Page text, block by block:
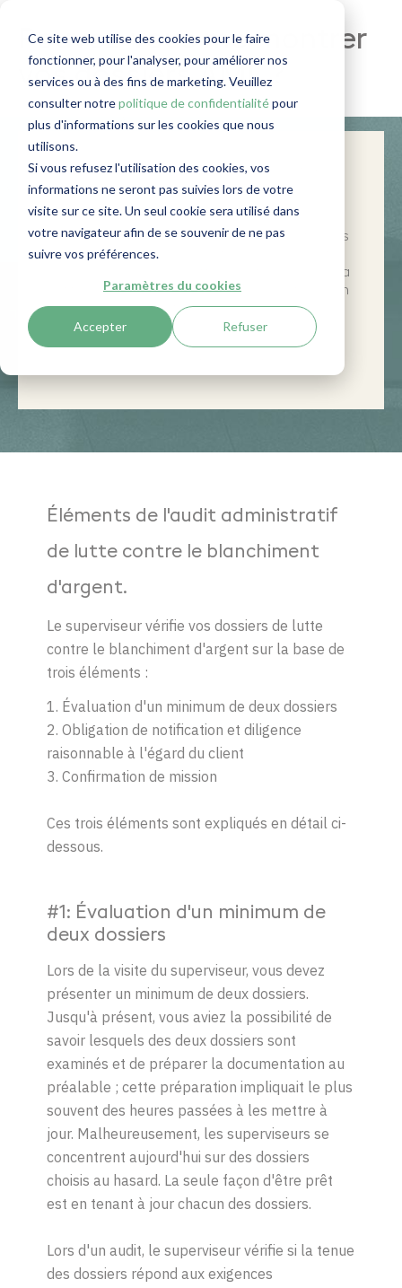
Ce site web utilise des cookies pour le faire
fonctionner, pour l'analyser, pour améliorer nos
services ou à des fins de marketing. Veuillez
consulter notrepolitique de confidentialitépour
plus d'informations sur les cookies que nous
utilisons.
Si vous refusez l'utilisation des cookies, vos
informations ne seront pas suivies lors de votre
visite sur ce site. Un seul cookie sera utilisé dans
votre navigateur afin de se souvenir de ne pas
suivre vos préférences.
Paramètres du cookies
Accepter Refuser
Pouvez-vous me montrer
vos dossiers AML ?
Seconde question posée par le
superviseur au cours de l'audit.
Le superviseur est sur le point de vous
rendre visite. Dans un blog précédent, nous
avions abordé la question : "Comment
décidez-vous si une affaire est soumise à la
lutte contre le blanchiment d'argent ou non
?" Dans cet article, nous abordons la
question suivante : "Pouvez-vous me
montrer vos dossiers de lutte contre le
Éléments de l'audit administratif
de lutte contre le blanchiment
d'argent.
Le superviseur vérifie vos dossiers de lutte
contre le blanchiment d'argent sur la base de
trois éléments :
1. Évaluation d'un minimum de deux dossiers
2. Obligation de notification et diligence
raisonnable à l'égard du client
3. Confirmation de mission
Ces trois éléments sont expliqués en détail ci-
dessous.
#1: Évaluation d'un minimum de
deux dossiers
Lors de la visite du superviseur, vous devez
présenter un minimum de deux dossiers.
Jusqu'à présent, vous aviez la possibilité de
savoir lesquels des deux dossiers sont
examinés et de préparer la documentation au
préalable ; cette préparation impliquait le plus
souvent des heures passées à les mettre à
jour. Malheureusement, les superviseurs se
concentrent aujourd'hui sur des dossiers
choisis au hasard. La seule façon d'être prêt
est en tenant à jour chacun des dossiers.
Lors d'un audit, le superviseur vérifie si la tenue
des dossiers répond aux exigences